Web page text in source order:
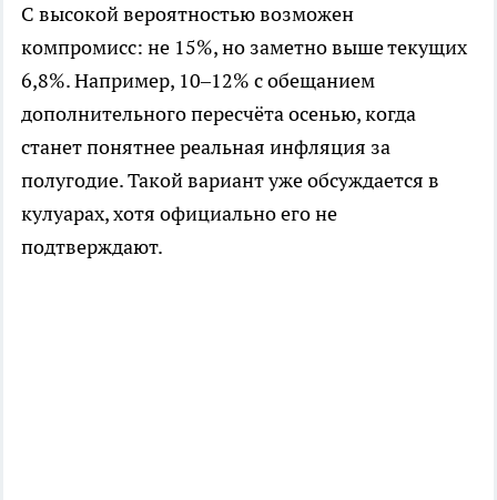
С высокой вероятностью возможен
компромисс: не 15%, но заметно выше текущих
6,8%. Например, 10–12% с обещанием
дополнительного пересчёта осенью, когда
станет понятнее реальная инфляция за
полугодие. Такой вариант уже обсуждается в
кулуарах, хотя официально его не
подтверждают.